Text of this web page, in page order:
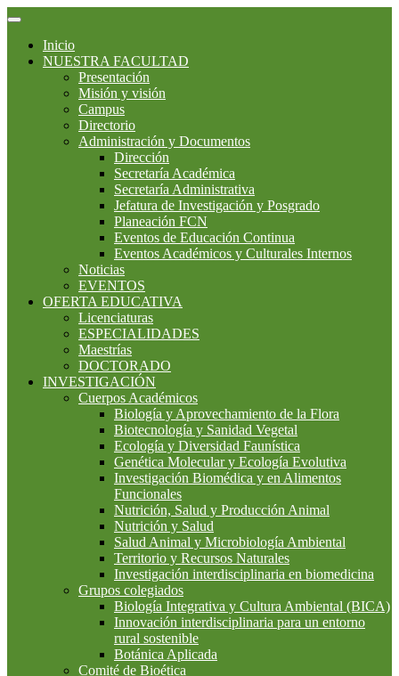
Inicio
NUESTRA FACULTAD
Presentación
Misión y visión
Campus
Directorio
Administración y Documentos
Dirección
Secretaría Académica
Secretaría Administrativa
Jefatura de Investigación y Posgrado
Planeación FCN
Eventos de Educación Continua
Eventos Académicos y Culturales Internos
Noticias
EVENTOS
OFERTA EDUCATIVA
Licenciaturas
ESPECIALIDADES
Maestrías
DOCTORADO
INVESTIGACIÓN
Cuerpos Académicos
Biología y Aprovechamiento de la Flora
Biotecnología y Sanidad Vegetal
Ecología y Diversidad Faunística
Genética Molecular y Ecología Evolutiva
Investigación Biomédica y en Alimentos
Funcionales
Nutrición, Salud y Producción Animal
Nutrición y Salud
Salud Animal y Microbiología Ambiental
Territorio y Recursos Naturales
Investigación interdisciplinaria en biomedicina
Grupos colegiados
Biología Integrativa y Cultura Ambiental (BICA)
Innovación interdisciplinaria para un entorno
rural sostenible
Botánica Aplicada
Comité de Bioética